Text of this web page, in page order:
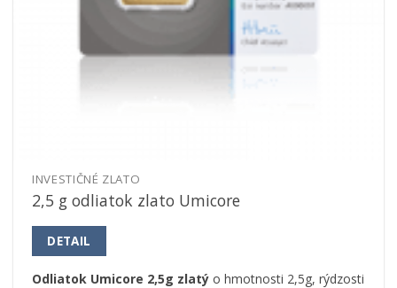
INVESTIČNÉ ZLATO
2,5 g odliatok zlato Umicore
DETAIL
Odliatok Umicore 2,5g zlatýo hmotnosti 2,5g, rýdzosti